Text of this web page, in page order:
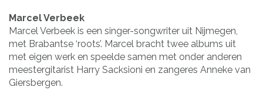
Marcel Verbeek
Marcel Verbeek is een singer-songwriter uit Nijmegen,
met Brabantse ‘roots’. Marcel bracht twee albums uit
met eigen werk en speelde samen met onder anderen
meestergitarist Harry Sacksioni en zangeres Anneke van
Giersbergen.